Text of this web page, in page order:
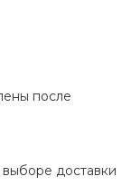
после
доставки